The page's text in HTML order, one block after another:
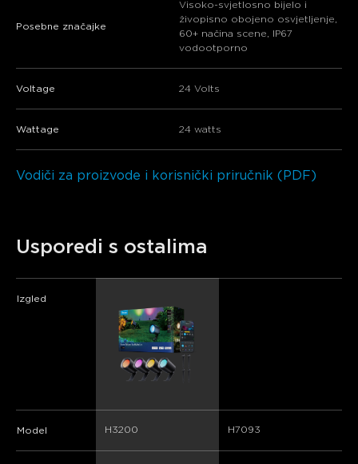
Posebne značajke
Visoko-svjetlosno bijelo i
živopisno obojeno osvjetljenje,
60+ načina scene, IP67
vodootporno
Voltage 24 Volts
Wattage 24 watts
Vodiči za proizvode i korisnički priručnik (PDF)
Usporedi s ostalima
Izgled
Model H3200 H7093